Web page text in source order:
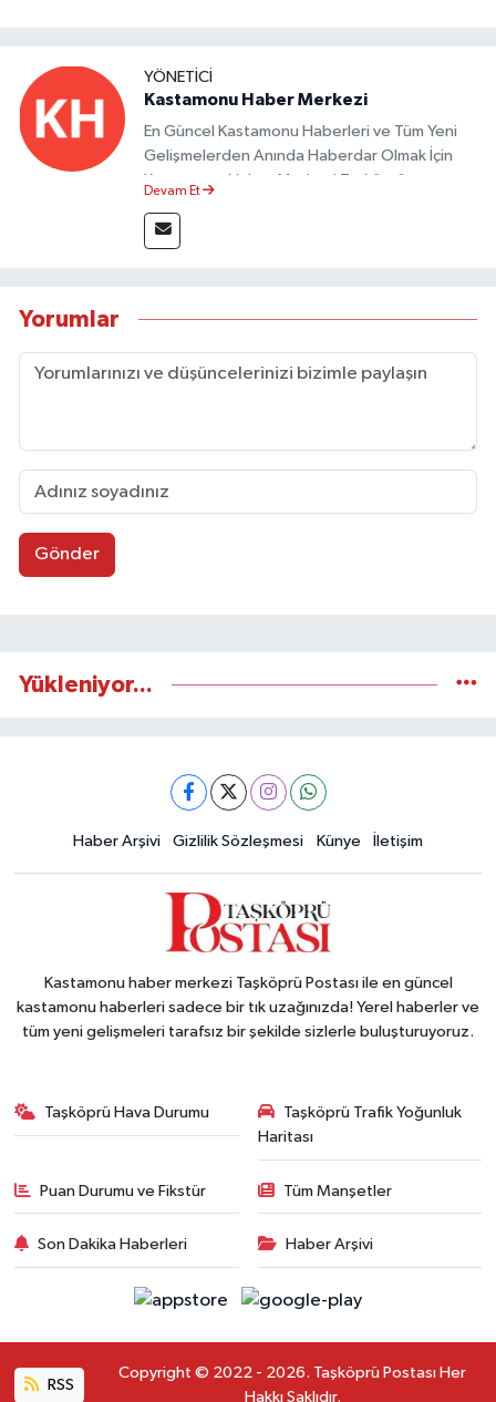
YÖNETICI
Kastamonu Haber Merkezi
En Güncel Kastamonu Haberleri ve Tüm Yeni
Gelişmelerden Anında Haberdar Olmak İçin
Kastamonu Haber Merkezi Taşköprü
Devam Et
Yorumlar
Gönder
Yükleniyor...
Haber Arşivi Gizlilik Sözleşmesi Künye İletişim
Kastamonu haber merkezi Taşköprü Postası ile en güncel
kastamonu haberleri sadece bir tık uzağınızda! Yerel haberler ve
tüm yeni gelişmeleri tarafsız bir şekilde sizlerle buluşturuyoruz.
Taşköprü Hava Durumu
Taşköprü Trafik Yoğunluk
Haritası
Puan Durumu ve Fikstür Tüm Manşetler
Son Dakika Haberleri Haber Arşivi
RSS
Copyright © 2022 - 2026. Taşköprü Postası Her
Hakkı Saklıdır.